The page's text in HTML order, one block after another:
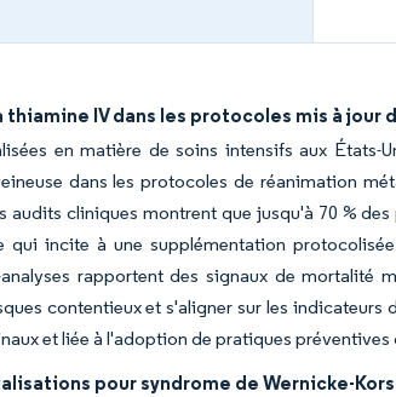
IV dans les protocoles mis à
en matière de soins intensifs aux
dans les protocoles de réanimation
audits cliniques montrent que jusqu'à 70 %
qui incite à une supplémentation
rapportent des signaux de mortalité
contentieux et s'aligner sur les
et liée à l'adoption de pratiques
pour syndrome de Wernicke-